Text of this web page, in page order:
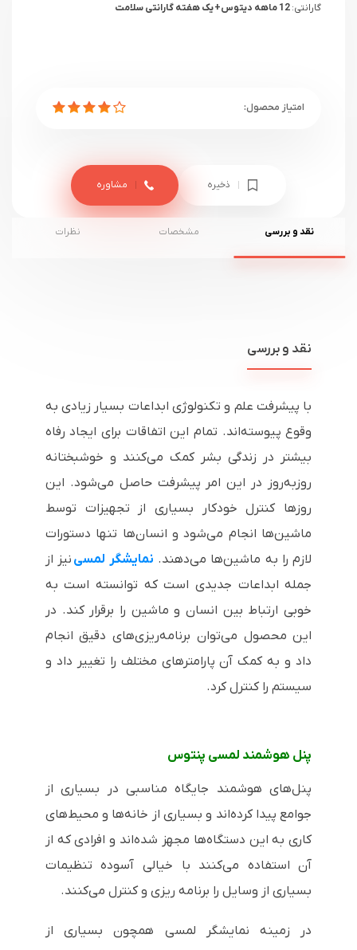
گارانتی:
دیتوس+ یک هفته گارانتی سلامت
ذخیره مشاوره
نقد و بررسی مشخصات نظرات
نقد و بررسی
با پیشرفت علم و تکنولوژی ابداعات بسیار زیادی به
وقوع پیوسته‌اند. تمام این اتفاقات برای ایجاد رفاه
بیشتر در زندگی بشر کمک می‌کنند و خوشبختانه
روز‌به‌روز در این امر پیشرفت حاصل می‌شود. این
روزها کنترل خودکار بسیاری از تجهیزات توسط
ماشین‌ها انجام می‌شود و انسان‌ها تنها دستورات
لازم را به ماشین‌ها می‌دهند. نمایشگر لمسی نیز از
جمله ابداعات جدیدی است که توانسته است به
خوبی ارتباط بین انسان و ماشین را برقرار کند. در
این محصول می‌توان برنامه‌ریزی‌های دقیق انجام
داد و به کمک آن پارامترهای مختلف را تغییر داد و
سیستم را کنترل کرد.
پنل هوشمند لمسی پنتوس
پنل‌های هوشمند جایگاه مناسبی در بسیاری از
جوامع پیدا کرده‌اند و بسیاری از خانه‌ها و محیط‌های
کاری به این دستگاه‌ها مجهز شده‌اند و افرادی که از
آن استفاده می‌کنند با خیالی آسوده تنظیمات
بسیاری از وسایل را برنامه ریزی و کنترل می‌کنند.
در زمینه نمایشگر لمسی همچون بسیاری از